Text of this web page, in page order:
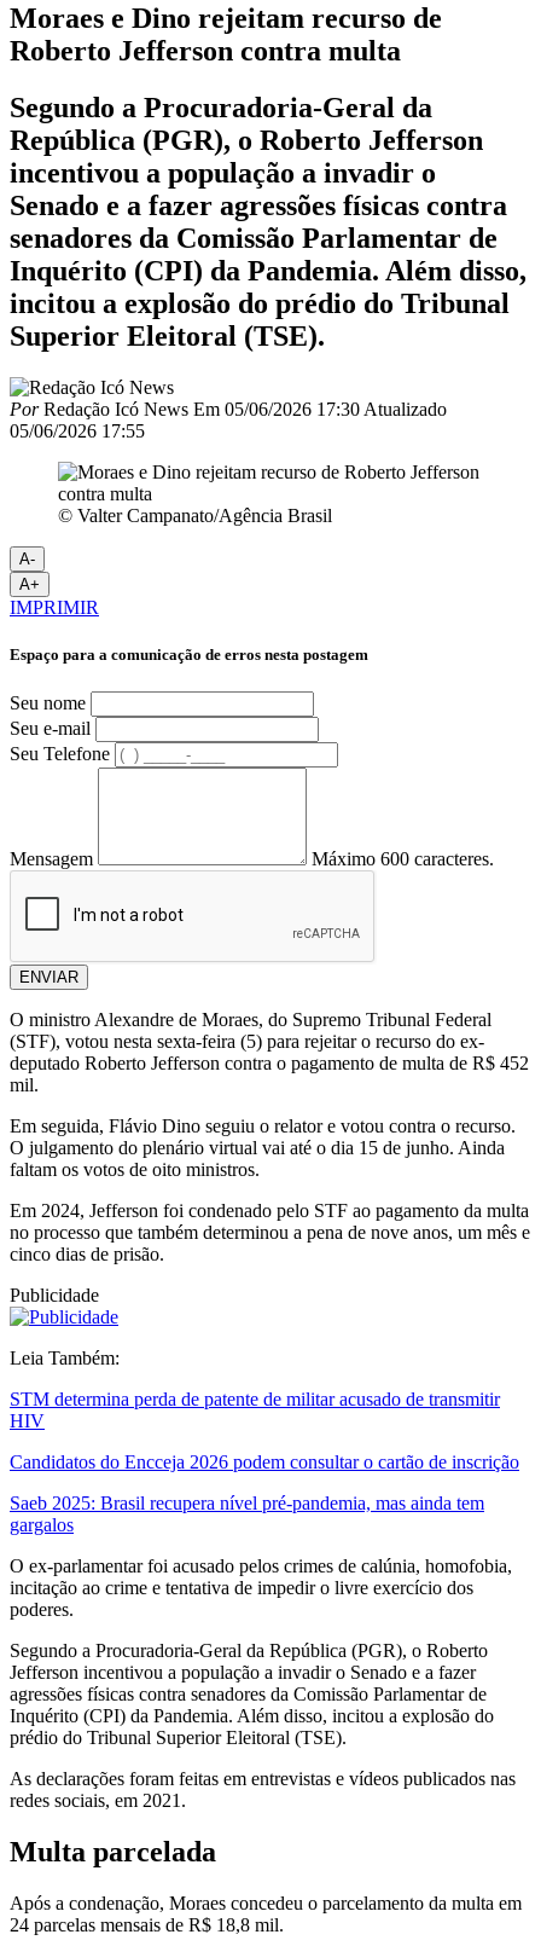
Moraes e Dino rejeitam recurso de
Roberto Jefferson contra multa
Segundo a Procuradoria-Geral da
República (PGR), o Roberto Jefferson
incentivou a população a invadir o
Senado e a fazer agressões físicas contra
senadores da Comissão Parlamentar de
Inquérito (CPI) da Pandemia. Além disso,
incitou a explosão do prédio do Tribunal
Superior Eleitoral (TSE).
PorRedação Icó News Em 05/06/2026 17:30 Atualizado
05/06/2026 17:55
© Valter Campanato/Agência Brasil
A-
A+
IMPRIMIR
Espaço para a comunicação de erros nesta postagem
Seu nome
Seu e-mail
Seu Telefone
Mensagem Máximo 600 caracteres.
ENVIAR
O ministro Alexandre de Moraes, do Supremo Tribunal Federal
(STF), votou nesta sexta-feira (5) para rejeitar o recurso do ex-
deputado Roberto Jefferson contra o pagamento de multa de R$ 452
mil.
Em seguida, Flávio Dino seguiu o relator e votou contra o recurso.
O julgamento do plenário virtual vai até o dia 15 de junho. Ainda
faltam os votos de oito ministros.
Em 2024, Jefferson foi condenado pelo STF ao pagamento da multa
no processo que também determinou a pena de nove anos, um mês e
cinco dias de prisão.
Publicidade
Leia Também:
STM determina perda de patente de militar acusado de transmitir
HIV
Candidatos do Encceja 2026 podem consultar o cartão de inscrição
Saeb 2025: Brasil recupera nível pré-pandemia, mas ainda tem
gargalos
O ex-parlamentar foi acusado pelos crimes de calúnia, homofobia,
incitação ao crime e tentativa de impedir o livre exercício dos
poderes.
Segundo a Procuradoria-Geral da República (PGR), o Roberto
Jefferson incentivou a população a invadir o Senado e a fazer
agressões físicas contra senadores da Comissão Parlamentar de
Inquérito (CPI) da Pandemia. Além disso, incitou a explosão do
prédio do Tribunal Superior Eleitoral (TSE).
As declarações foram feitas em entrevistas e vídeos publicados nas
redes sociais, em 2021.
Multa parcelada
Após a condenação, Moraes concedeu o parcelamento da multa em
24 parcelas mensais de R$ 18,8 mil.